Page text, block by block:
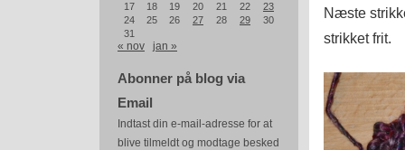
17
18 19 20 21 22
23
24
25 26 27 28 29
30
31
« nov jan »
Abonner på blog via
Email
Indtast din e-mail-adresse for at
blive tilmeldt og modtage besked
Næste
strikket frit.